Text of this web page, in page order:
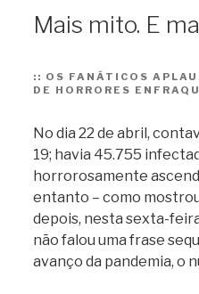
Mais mito. E
:: OS FANÁTICOS
DE HORRORES
No dia 22 de abril,
19; havia 45.755
horrorosamente
entanto – como
depois, nesta sexta-
não falou uma frase
avanço da pandemia, o